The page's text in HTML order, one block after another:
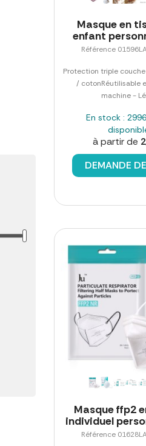
Masque en
enfant
Référence
Protection triple
/ cotonRéutilisable
machine -
En stock :
à partir de
DEMANDE
Masque ffp2
individuel
Référence